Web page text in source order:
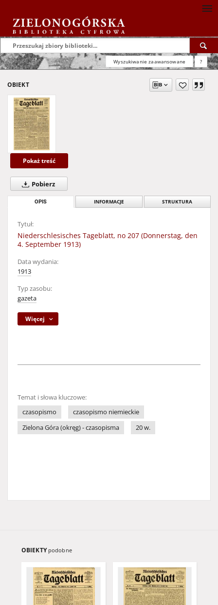
Wyszukiwanie zaawansowane ?
OBIEKT
Pokaż treść
Pobierz
OPIS INFORMACJE STRUKTURA
Tytuł:
Niederschlesisches Tageblatt, no 207 (Donnerstag, den
4. September 1913)
Data wydania:
1913
Typ zasobu:
gazeta
Więcej
Temat i słowa kluczowe:
czasopismo
czasopismo niemieckie
Zielona Góra (okręg) - czasopisma
20 w.
OBIEKTY podobne